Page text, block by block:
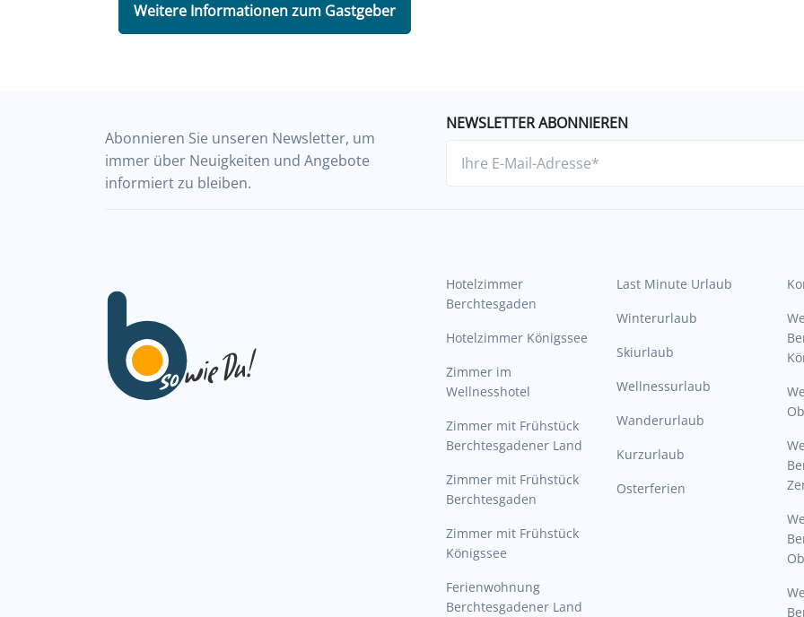
Weitere Informationen zum Gastgeber
Abonnieren Sie unseren Newsletter, um
immer über Neuigkeiten und Angebote
informiert zu bleiben.
NEWSLETTER ABONNIEREN
Hotelzimmer
Berchtesgaden
Hotelzimmer Königssee
Zimmer im
Wellnesshotel
Zimmer mit Frühstück
Berchtesgadener Land
Zimmer mit Frühstück
Berchtesgaden
Zimmer mit Frühstück
Königssee
Ferienwohnung
Berchtesgadener Land
Last Minute Urlaub
Winterurlaub
Skiurlaub
Wellnessurlaub
Wanderurlaub
Kurzurlaub
Osterferien